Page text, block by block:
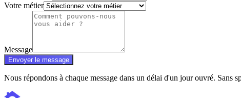
Votre métier
Message
Envoyer le message
Nous répondons à chaque message dans un délai d'un jour ouvré. Sans